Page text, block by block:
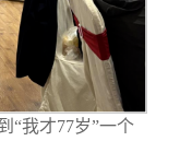
“我才77岁”一个